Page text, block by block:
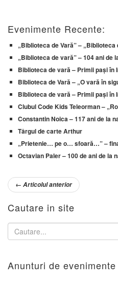
Evenimente Recente:
„Biblioteca de Vară” –
„Biblioteca de vară” – 104 ani
Biblioteca de vară – Primii pași în
Biblioteca de Vară – „O vară în
Biblioteca de vară – Primii pași în
Clubul Code Kids Teleorman –
Constantin Noica – 117 ani de la
Târgul de carte Arthur
„Prietenie… pe o… sfoară…” –
Octavian Paler – 100 de ani de la
← Articolul anterior
Cautare in site
Anunturi de evenimente